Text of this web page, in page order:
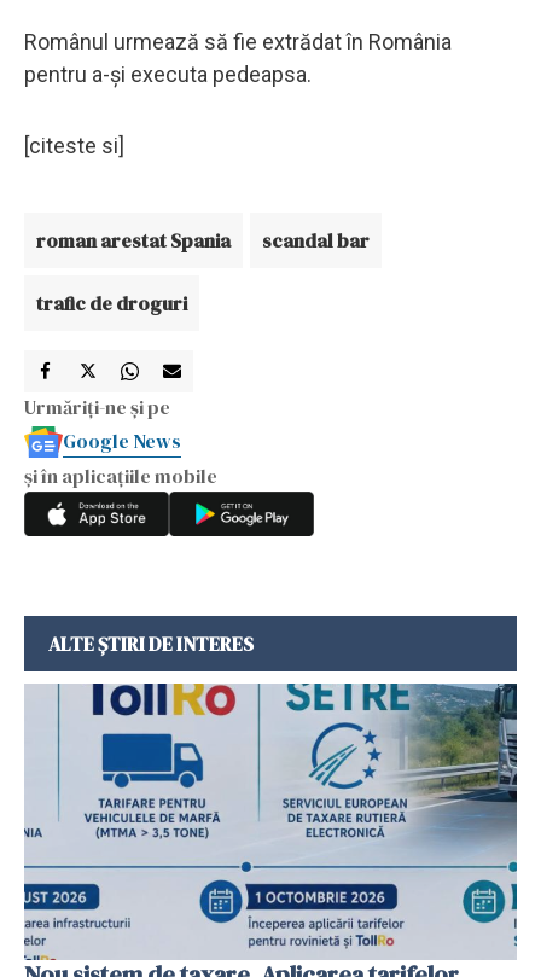
Românul urmează să fie extrădat în România
pentru a-și executa pedeapsa.
[citeste si]
roman arestat Spania scandal bar
trafic de droguri
Urmăriți-ne și pe
Google News
și în aplicațiile mobile
ALTE ȘTIRI DE INTERES